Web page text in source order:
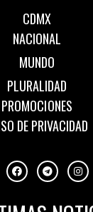
CDMX
NACIONAL
MUNDO
PLURALIDAD
PROMOCIONES
DE PRIVACIDAD